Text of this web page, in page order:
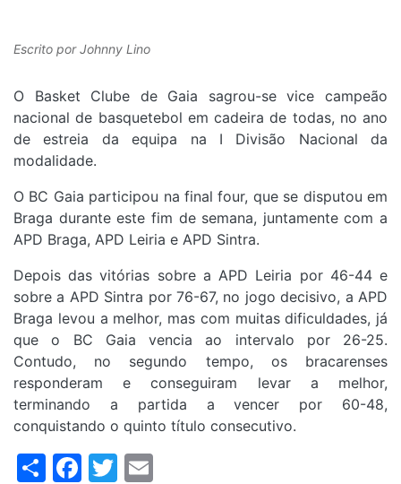
Escrito porJohnny Lino
O Basket Clube de Gaia sagrou-se vice campeão
nacional de basquetebol em cadeira de todas, no ano
de estreia da equipa na I Divisão Nacional da
modalidade.
O BC Gaia participou na final four, que se disputou em
Braga durante este fim de semana, juntamente com a
APD Braga, APD Leiria e APD Sintra.
Depois das vitórias sobre a APD Leiria por 46-44 e
sobre a APD Sintra por 76-67, no jogo decisivo, a APD
Braga levou a melhor, mas com muitas dificuldades, já
que o BC Gaia vencia ao intervalo por 26-25.
Contudo, no segundo tempo, os bracarenses
responderam e conseguiram levar a melhor,
terminando a partida a vencer por 60-48,
conquistando o quinto título consecutivo.
ShareFacebook
Twitter